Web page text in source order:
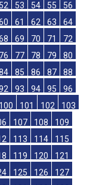
52 53 54 55
56
61 62 63
64
69 70 71
72
76 77 78 79
80
85 86 87
88
93 94 95
96
100 101 102
103
107 108
109
113 114
115
119 120
121
125 126
127